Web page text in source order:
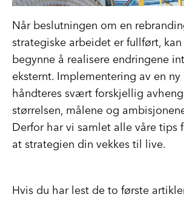
Når beslutningen om en
strategiske arbeidet er fullført,
begynne å realisere endringene
eksternt. Implementering av en ny
håndteres svært forskjellig
størrelsen, målene og
Derfor har vi samlet alle våre tips
at strategien din vekkes til live.
Hvis du har lest de to første